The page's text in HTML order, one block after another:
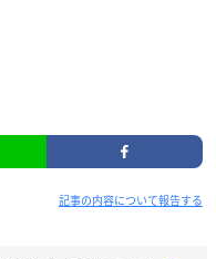
記事の内容について報告する